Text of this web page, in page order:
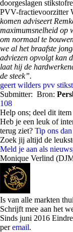
doorgeslagen
PVV-fractievoorzitter
komen adviseert
maximumsnelheid op
om normaal te
we al het braafste
adviezen opvolgt kan
laat hij de
de steek”.
geert wilders pvv
Submitter: Bron:
108
Help ons; deel dit
Heb je een leuk of
terug ziet? Tip ons
Zoek jij altijd de
Meld je aan als
Monique Verlind
Is van alle markten
Schrijft mee aan het
Sinds juni 2016
peremail.